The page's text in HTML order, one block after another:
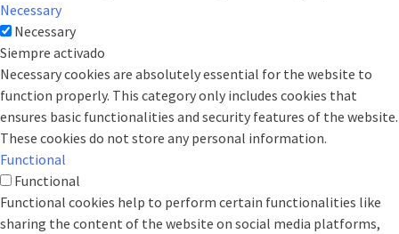
Necessary
Necessary
Siempre activado
Necessary cookies are absolutely essential for the website to
function properly. This category only includes cookies that
ensures basic functionalities and security features of the website.
These cookies do not store any personal information.
Functional
Functional
Functional cookies help to perform certain functionalities like
sharing the content of the website on social media platforms,